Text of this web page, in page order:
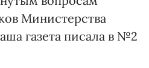
Министерства
газета писала в №2